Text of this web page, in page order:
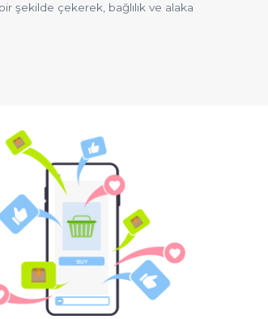
şekilde çekerek, bağlılık ve alaka